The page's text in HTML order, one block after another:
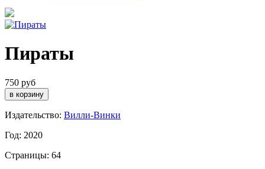
Пираты
750 руб
Издательство: Вилли-Винки
Год: 2020
Страницы: 64